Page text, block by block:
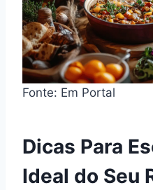
Fonte: Em Portal
Dicas Para
Ideal do Seu